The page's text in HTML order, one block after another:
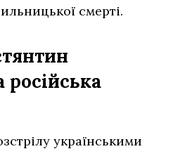
смерті.
російська
українськими